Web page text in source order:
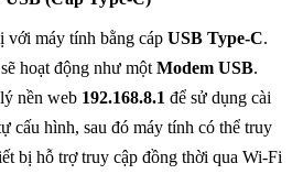
với máy tính bằng cáp USB Type-C.
hoạt động như một Modem USB.
nền web 192.168.8.1 để sử dụng cài
cấu hình, sau đó máy tính có thể truy
bị hỗ trợ truy cập đồng thời qua Wi-Fi